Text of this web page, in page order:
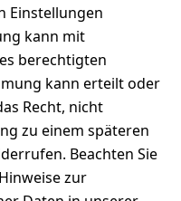
( 0 )
( 0 )
( 0 )
( 0 )
( 0 )
für diesen
Einstellungen
kann mit
berechtigten
kann erteilt oder
Recht, nicht
zu einem späteren
Beachten Sie
zur